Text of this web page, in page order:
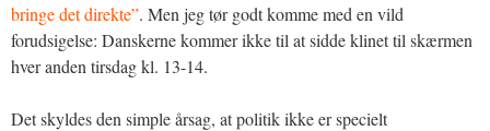
bringe det direkte”. Men jeg tør godt komme med en vild
forudsigelse: Danskerne kommer ikke til at sidde klinet til skærmen
hver anden tirsdag kl. 13-14.
Det skyldes den simple årsag, at politik ikke er specielt